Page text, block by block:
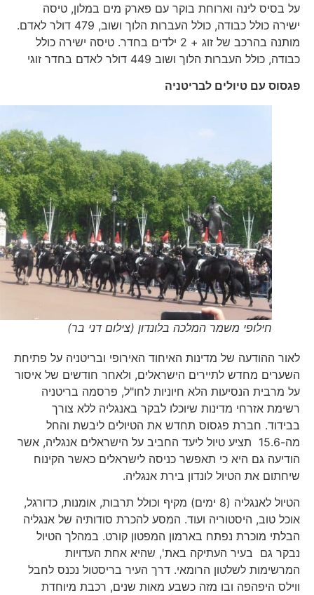
על בסיס לינה וארוחת בוקר עם פארק מים במלון, טיסה
ישירה כולל כבודה, כולל העברות הלוך ושוב, 479 דולר לאדם.
מותנה בהרכב של זוג + 2 ילדים בחדר. טיסה ישירה כולל
כבודה, כולל העברות הלוך ושוב 449 דולר לאדם בחדר זוגי
פגסוס עם טיולים לבריטניה
חילופי משמר המלכה בלונדון (צילום דני בר)
לאור ההודעה של מדינות האיחוד האירופי ובריטניה על פתיחת
השערים מחדש לתיירים הישראלים, ולאחר חודשים של איסור
על מרבית הנסיעות הלא חיוניות לחו"ל, פרסמה בריטניה
רשימת אזרחי מדינות שיוכלו לבקר באנגליה ללא צורך
בבידוד. חברת פגסוס תחדש את הטיולים ליבשת והחל
מה-15.6 תציע טיול ליעד החביב על הישראלים אנגליה, אשר
הודיעה גם היא כי תאפשר כניסה לישראלים כאשר הקינוח
שיחתום את הטיול לונדון בירת אנגליה.
הטיול לאנגליה (8 ימים) מקיף וכולל תרבות, אומנות, כדורגל,
אוכל טוב, היסטוריה ועוד. המסע להכרת סודותיה של אנגליה
הבלתי מוכרת נפתח בארמון המפטון קורט. במהלך הטיול
נבקר גם בעיר העתיקה באת', שהיא אחת העדויות
המרשימות לשלטון הרומאי. דרך העיר בריסטול נכנס לחבל
ווילס היפהפה ובו מזה כשבע מאות שנים, רכבת מיוחדת